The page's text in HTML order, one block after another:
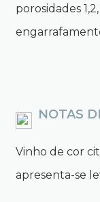
porosidades
NOTAS
Vinho de cor
apresenta-se